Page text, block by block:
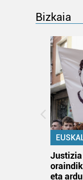
Bizkaia
Justizia
eta